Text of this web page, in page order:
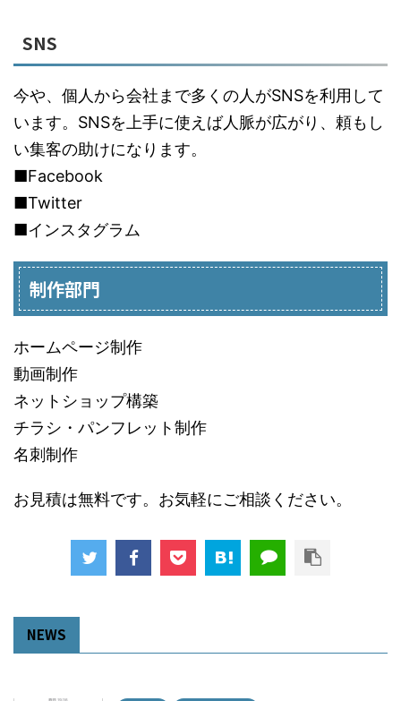
SNS
今や、個人から会社まで多くの人がSNSを利用して
います。SNSを上手に使えば人脈が広がり、頼もし
い集客の助けになります。
■Facebook
■Twitter
■インスタグラム
制作部門
ホームページ制作
動画制作
ネットショップ構築
チラシ・パンフレット制作
名刺制作
お見積は無料です。お気軽にご相談ください。
NEWS